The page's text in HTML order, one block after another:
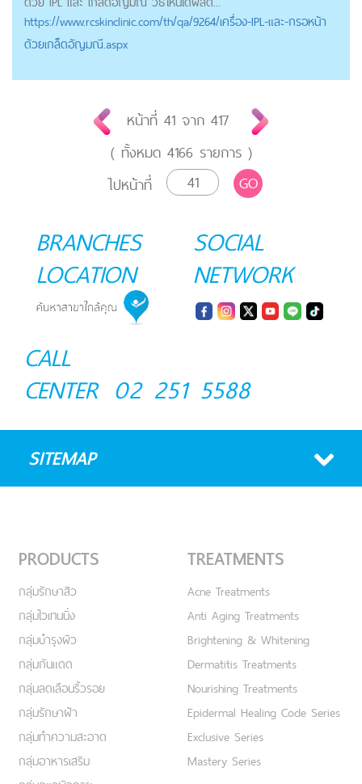
https://www.rcskinclinic.com/th/qa/9264/เครื่อง-IPL-และ-กรอหน้า
ด้วยเกล็ดอัญมณี.aspx
หน้าที่ 41 จาก 417
( ทั้งหมด 4166 รายการ )
ไปหน้าที่
GO
BRANCHES
LOCATION
SOCIAL
NETWORK
CALL
CENTER 02 251 5588
SITEMAP
PRODUCTS
กลุ่มรักษาสิว
กลุ่มไวเทนนิ่ง
กลุ่มบำรุงผิว
กลุ่มกันแดด
กลุ่มลดเลือนริ้วรอย
กลุ่มรักษาฝ้า
กลุ่มทำความสะอาด
กลุ่มอาหารเสริม
TREATMENTS
Acne Treatments
Anti Aging Treatments
Brightening & Whitening
Dermatitis Treatments
Nourishing Treatments
Epidermal Healing Code Series
Exclusive Series
Mastery Series